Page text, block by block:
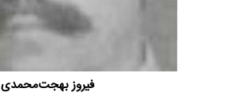
فیروز بهجت‌محمدی